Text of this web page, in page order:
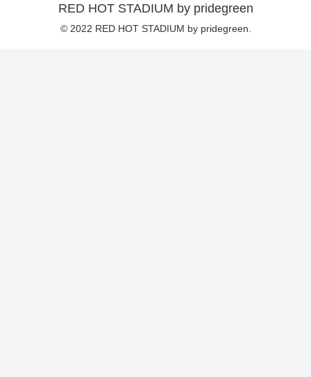
RED HOT STADIUM by pridegreen
© 2022 RED HOT STADIUM by pridegreen.